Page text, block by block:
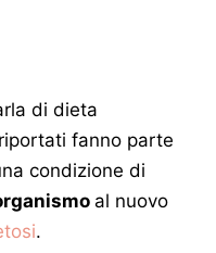
di dieta
fanno parte
condizione di
al nuovo
.